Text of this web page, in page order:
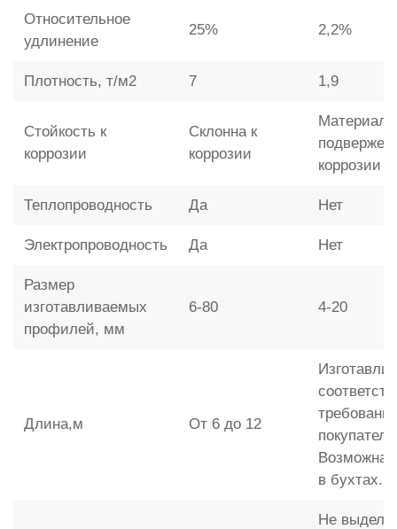
Относительное
удлинение
25% 2,2%
Плотность, т/м2 7 1,9
Стойкость к
коррозии
Склонна к
коррозии
Материал
подвержен
коррозии
Теплопроводность Да Нет
Электропроводность Да Нет
Размер
изготавливаемых
профилей, мм
6-80 4-20
Длина,м От 6 до 12
Возможна
в бухтах.
Не